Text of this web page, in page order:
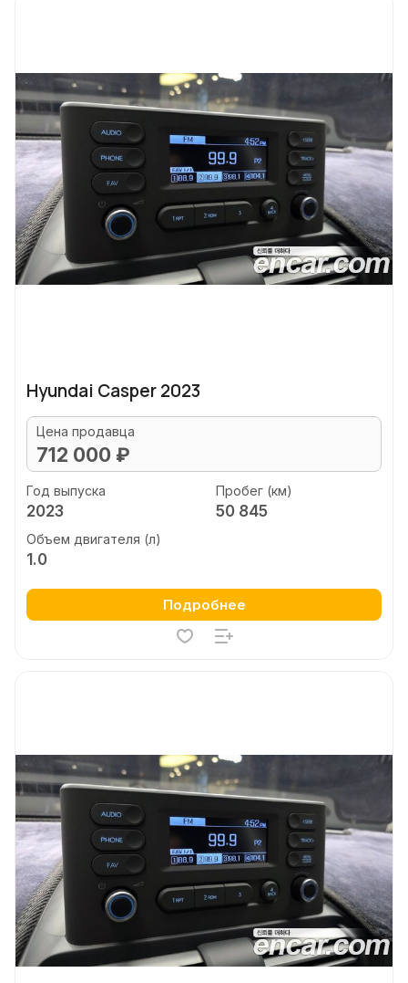
Hyundai Casper 2023
Цена продавца
712 000 ₽
Год выпуска
2023
Пробег (км)
50 845
Объем двигателя (л)
1.0
Подробнее